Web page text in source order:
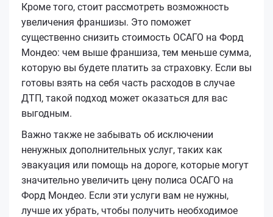
Кроме того, стоит рассмотреть возможность
увеличения франшизы. Это поможет
существенно снизить стоимость ОСАГО на Форд
Мондео: чем выше франшиза, тем меньше сумма,
которую вы будете платить за страховку. Если вы
готовы взять на себя часть расходов в случае
ДТП, такой подход может оказаться для вас
выгодным.
Важно также не забывать об исключении
ненужных дополнительных услуг, таких как
эвакуация или помощь на дороге, которые могут
значительно увеличить цену полиса ОСАГО на
Форд Мондео. Если эти услуги вам не нужны,
лучше их убрать, чтобы получить необходимое